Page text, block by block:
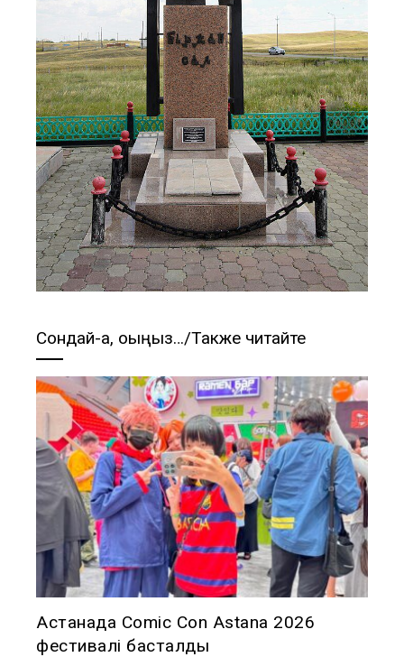
Сондай-ақ, оқыңыз…/Также читайте
Астанада Comic Con Astana 2026
фестивалі басталды